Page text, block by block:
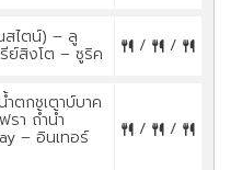
สไตน์) – ลู
ย์สิงโต – ซูริค / /
ตกชเตาบ์บาค
รา ถ้ำน้ำ
– อินเทอร์ / /